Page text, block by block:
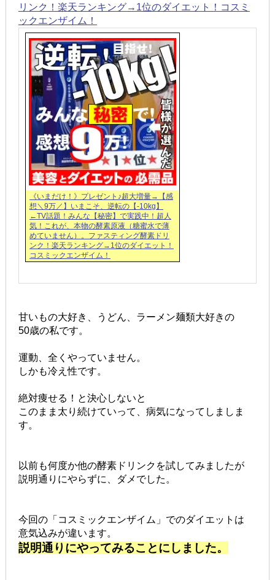
リンク！楽天ランキング→1位のダイエット！コスミ
ックエンザイム！
《いまだけ！》プレゼント♪超大増量→【感
想＼9万／】いまこそ、逆転の【-10kg】
←TV話題！みんな【秘密】で実践中！超人
気！これが、本物の酵素原液（糖蜜水で薄
めていません）。ファスティング酵素ドリ
ンク！楽天ランキング→1位のダイエット！
コスミックエンザイム！
甘いもの大好き、うどん、ラーメン麺類大好きの
50歳の私です。
運動、全くやっていません。
しかも冷え性です。
絶対痩せる！と決心しないと
このまま太り続けていって、病気になってしましま
す。
以前も何度か他の酵素ドリンクを試してみましたが
説明通りにやらずに、ダメでした。
今回の「コスミックエンザイム」でのダイエットは
意気込みが違います。
説明通りにやってみることにしました。